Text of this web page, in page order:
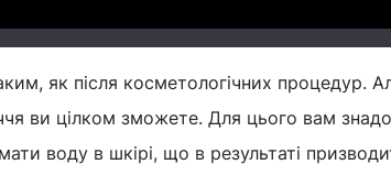
як після косметологічних процедур.
ви цілком зможете. Для цього вам
воду в шкірі, що в результаті